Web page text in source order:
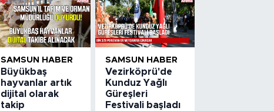
SAMSUN HABER
Büyükbaş
hayvanlar artık
dijital olarak
takip
SAMSUN HABER
Vezirköprü'de
Kunduz Yağlı
Güreşleri
Festivali başladı